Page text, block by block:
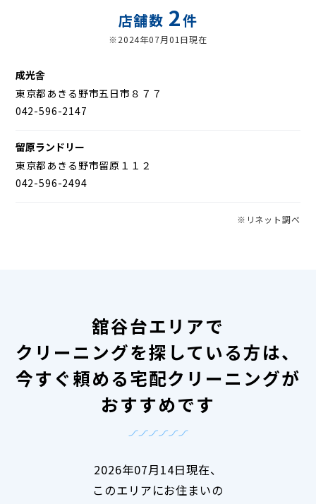
店舗数 2件
※2024年07月01日現在
成光舎
東京都あきる野市五日市８７７
042-596-2147
留原ランドリー
東京都あきる野市留原１１２
042-596-2494
※リネット調べ
舘谷台エリアで
クリーニングを探している方は、
今すぐ頼める宅配クリーニングが
おすすめです
2026年07月14日現在、
このエリアにお住まいの